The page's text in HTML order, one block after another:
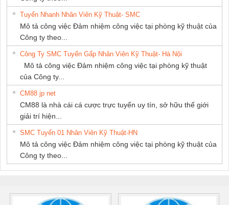
Tuyển Nhanh Nhân Viên Kỹ Thuật- SMC
Mô tả công việc Đảm nhiệm công việc tại phòng kỹ thuật của
Công ty theo...
Công Ty SMC Tuyển Gấp Nhân Viên Kỹ Thuật- Hà Nội
Mô tả công việc Đảm nhiệm công việc tại phòng kỹ thuật
của Công ty...
CM88 jp net
CM88 là nhà cái cá cược trực tuyến uy tín, sở hữu thế giới
giải trí hiện...
SMC Tuyển 01 Nhân Viên Kỹ Thuật-HN
Mô tả công việc Đảm nhiệm công việc tại phòng kỹ thuật của
Công ty theo...